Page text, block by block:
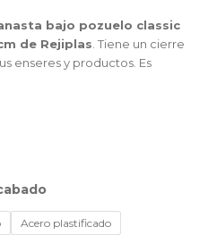
bajo pozuelo classic
de Rejiplas. Tiene un cierre
enseres y productos. Es
Acero plastificado